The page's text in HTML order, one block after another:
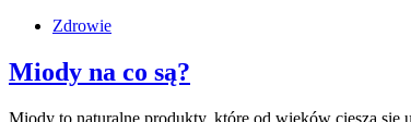
Zdrowie
Miody na co są?
Miody to naturalne produkty, które od wieków cieszą